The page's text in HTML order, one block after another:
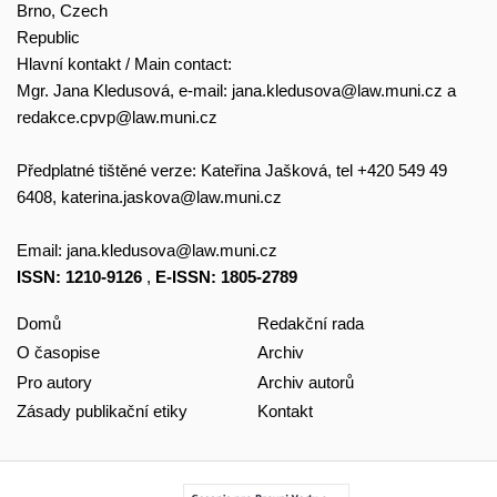
Brno, Czech
Republic
Hlavní kontakt / Main contact:
Mgr. Jana Kledusová, e-mail: jana.kledusova@law.muni.cz a
redakce.cpvp@law.muni.cz
Předplatné tištěné verze: Kateřina Jašková, tel +420 549 49
6408, katerina.jaskova@law.muni.cz
Email: jana.kledusova@law.muni.cz
ISSN: 1210-9126 , E-ISSN: 1805-2789
Domů
O časopise
Pro autory
Zásady publikační etiky
Redakční rada
Archiv
Archiv autorů
Kontakt